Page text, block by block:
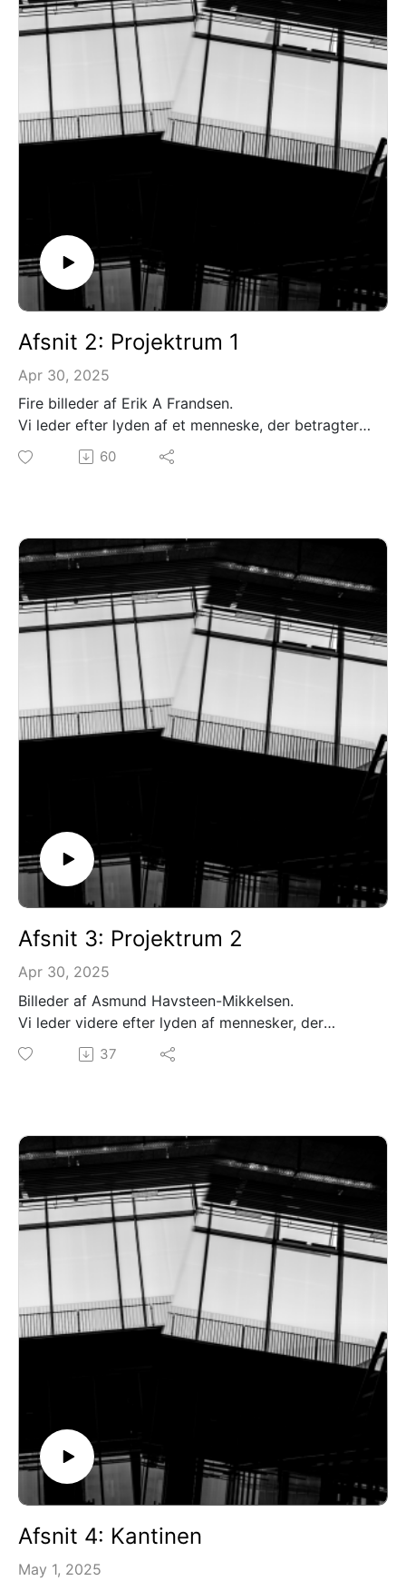
Afsnit 2: Projektrum 1
Apr 30, 2025
Fire billeder af Erik A Frandsen.
Vi leder efter lyden af et menneske, der betragter
et billede i projektrum 1. Vi hører lyden af fjer i
luften. Og af drømme om rum. Vi møder en
finde sin gule blyant.
Mellemrum Mellem Rum er skabt af: David Pepe
Birch og Kim G Hansen
Medvirkende: Signe Egholm Olsen
Tak til Ny Carlsbergfondet for støtte
60
Afsnit 3: Projektrum 2
Apr 30, 2025
Billeder af Asmund Havsteen-Mikkelsen.
Vi leder videre efter lyden af mennesker, der
reagerer på kunst i projektrum 2. Vi hører lyden af
studerende, der stopper op og flytter ind i
Birch og Kim G Hansen
Medvirkende: Signe Egholm Olsen
Tak til Ny Carlsbergfondet for støtte
37
Afsnit 4: Kantinen
May 1, 2025